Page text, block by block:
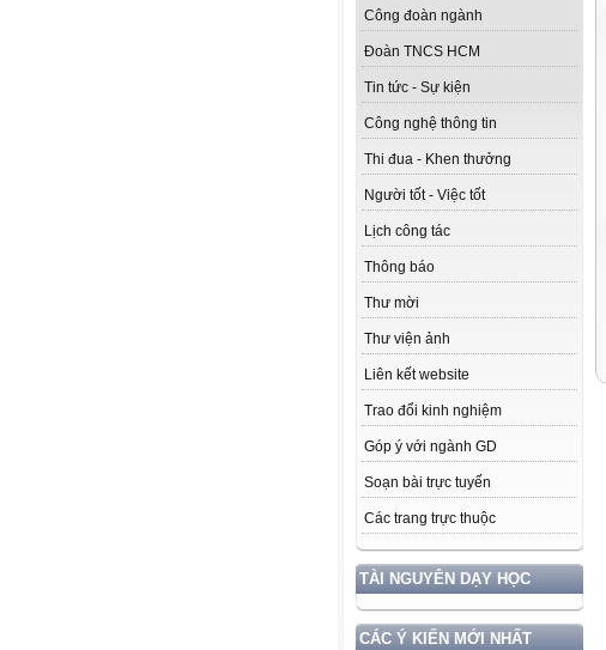
Công đoàn ngành
Đoàn TNCS HCM
Tin tức - Sự kiện
Công nghệ thông tin
Thi đua - Khen thưởng
Người tốt - Việc tốt
Lịch công tác
Thông báo
Thư mời
Thư viện ảnh
Liên kết website
Trao đổi kinh nghiệm
Góp ý với ngành GD
Soạn bài trực tuyến
Các trang trực thuộc
TÀI NGUYÊN DẠY HỌC
CÁC Ý KIẾN MỚI NHẤT